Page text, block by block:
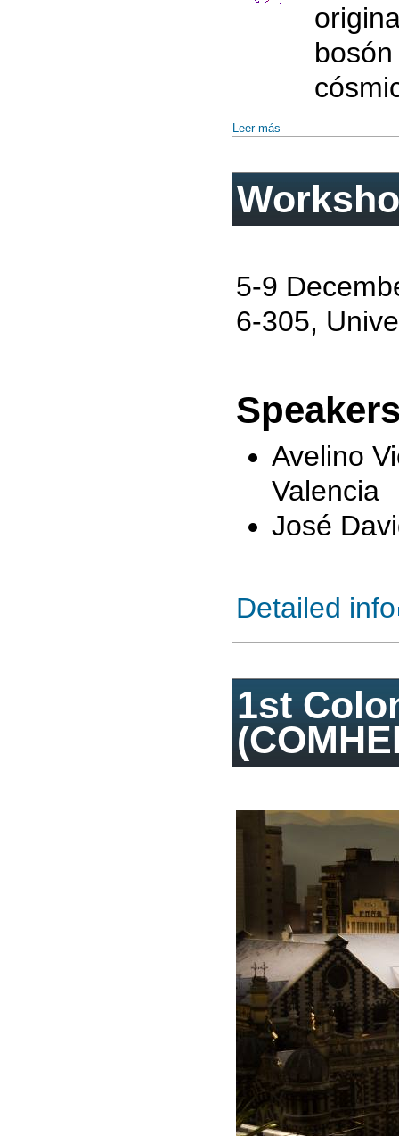
Leer más
5-9
6-305,
Avelino
Valencia
José
Detailed info
1st